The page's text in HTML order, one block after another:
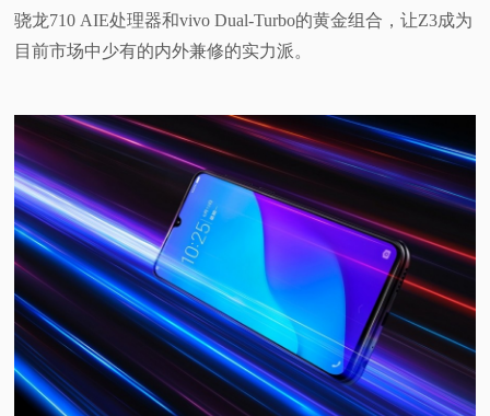
骁龙710 AIE处理器和vivo Dual-Turbo的黄金组合，让Z3成为
目前市场中少有的内外兼修的实力派。